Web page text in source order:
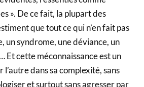
». De ce fait, la plupart des
que tout ce qui n’en fait pas
un syndrome, une déviance, un
Et cette méconnaissance est un
l’autre dans sa complexité, sans
et surtout sans agresser par